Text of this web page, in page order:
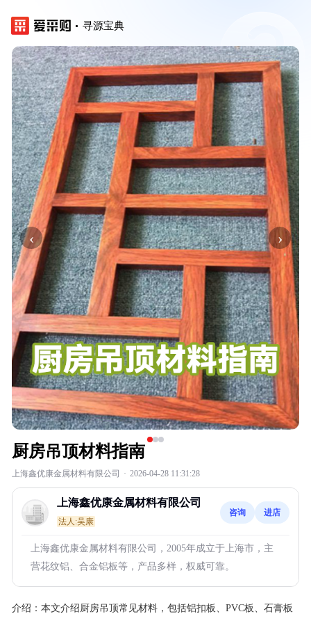
寻源宝典
‹ ›
厨房吊顶材料指南
上海鑫优康金属材料有限公司 · 2026-04-28 11:31:28
上海鑫优康金属材料有限公司
法人:吴康
咨询 进店
上海鑫优康金属材料有限公司，2005年成立于上海市，主
营花纹铝、合金铝板等，产品多样，权威可靠。
介绍： 本文介绍厨房吊顶常见材料，包括铝扣板、PVC板、石膏板